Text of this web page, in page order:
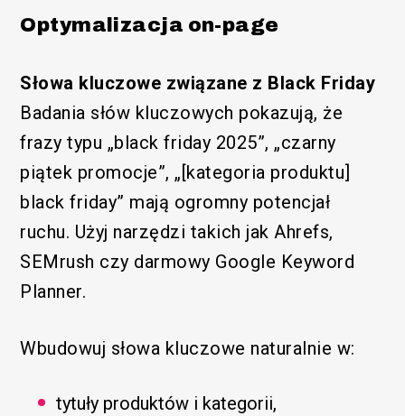
Optymalizacja on-page
Słowa kluczowe związane z Black Friday
Badania słów kluczowych pokazują, że
frazy typu „black friday 2025”, „czarny
piątek promocje”, „[kategoria produktu]
black friday” mają ogromny potencjał
ruchu. Użyj narzędzi takich jak Ahrefs,
SEMrush czy darmowy Google Keyword
Planner.
Wbudowuj słowa kluczowe naturalnie w:
tytuły produktów i kategorii,